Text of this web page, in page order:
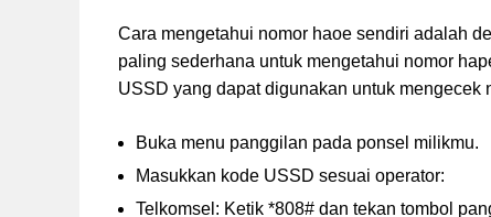
Cara mengetahui nomor haoe sendiri adalah
paling sederhana untuk mengetahui nomor
USSD yang dapat digunakan untuk
Buka menu panggilan pada ponsel milikmu.
Masukkan kode USSD sesuai operator:
Telkomsel: Ketik *808# dan tekan tombol